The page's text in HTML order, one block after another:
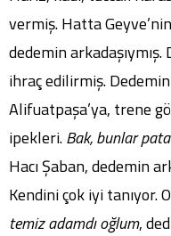
vermiş. Hatta
dedemin
ihraç edilirmiş.
Alifuatpaşa’ya, trene
ipekleri.Bak, bunlar
Hacı Şaban, dedemin
Kendini çok iyi tanıyor.
temiz adamdı oğlum,